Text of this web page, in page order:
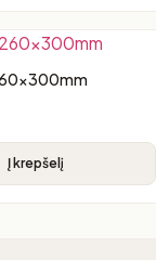
Į krepšelį